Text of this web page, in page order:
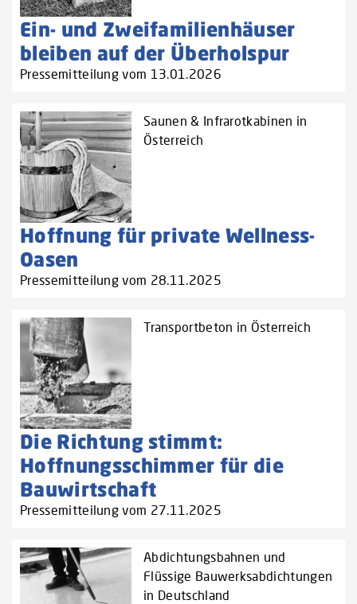
Ein- und Zweifamilienhäuser
bleiben auf der Überholspur
Pressemitteilung vom 13.01.2026
Saunen & Infrarotkabinen in
Österreich
Hoffnung für private Wellness-
Oasen
Pressemitteilung vom 28.11.2025
Transportbeton in Österreich
Die Richtung stimmt:
Hoffnungsschimmer für die
Bauwirtschaft
Pressemitteilung vom 27.11.2025
Abdichtungsbahnen und
Flüssige Bauwerksabdichtungen
in Deutschland